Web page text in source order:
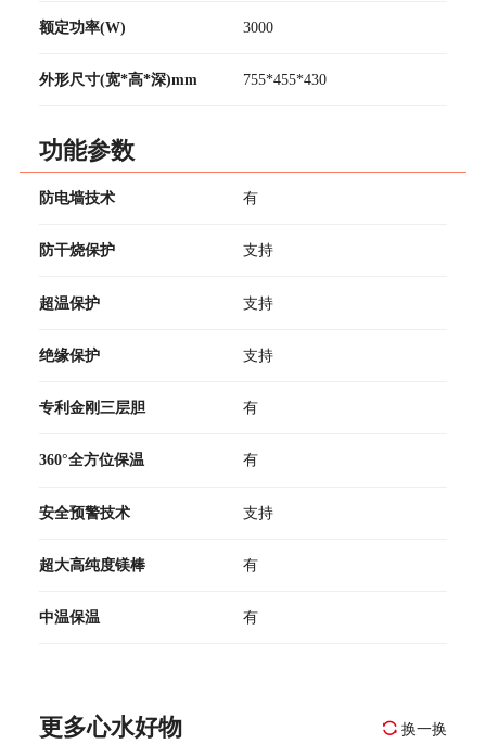
额定功率(W) 3000
外形尺寸(宽*高*深)mm 755*455*430
功能参数
防电墙技术 有
防干烧保护 支持
超温保护 支持
绝缘保护 支持
专利金刚三层胆 有
360°全方位保温 有
安全预警技术 支持
超大高纯度镁棒 有
中温保温 有
更多心水好物 换一换